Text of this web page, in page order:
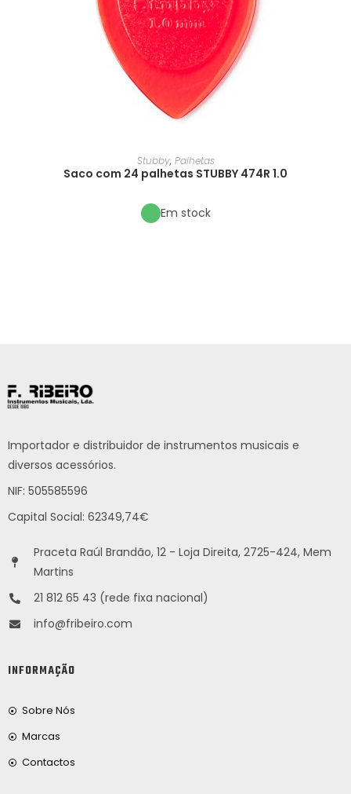
Stubby, Palhetas
Saco com 24 palhetas STUBBY 474R 1.0
Em stock
Importador e distribuidor de instrumentos musicais e
diversos acessórios.
NIF: 505585596
Capital Social: 62349,74€
Praceta Raúl Brandão, 12 - Loja Direita, 2725-424, Mem
Martins
21 812 65 43 (rede fixa nacional)
info@fribeiro.com
INFORMAÇÃO
Sobre Nós
Marcas
Contactos